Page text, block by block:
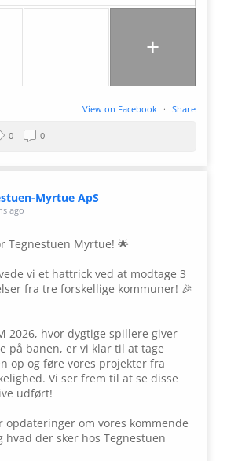
+
View on Facebook · Share
0 0
Myrtue ApS
ago
Tegnestuen Myrtue! 🌟
vi et hattrick ved at modtage 3
fra tre forskellige kommuner! 🎉
2026, hvor dygtige spillere giver
på banen, er vi klar til at tage
op og føre vores projekter fra
Vi ser frem til at se disse
udført!
opdateringer om vores kommende
hvad der sker hos Tegnestuen